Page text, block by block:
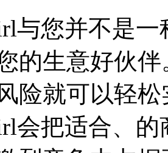
与您并不是
的生意好伙
险就可以轻
会把适合、